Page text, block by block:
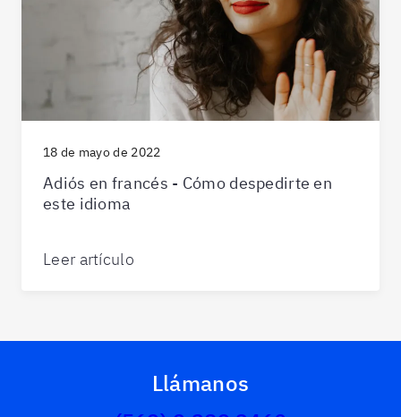
18 de mayo de 2022
Adiós en francés - Cómo despedirte en
este idioma
Leer artículo
Llámanos